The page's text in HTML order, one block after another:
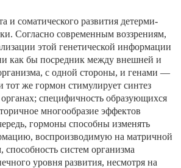
и соматического развития детерми­
Согласно современным воззрени­ям,
этой генетической инфор­мации
как бы посредник между внешней и
с одной стороны, и генами —
тот же гормон стимули­рует синтез
специфич­ность образующихся
мно­гообразие эффектов
гормоны способны изменять
воспроиз­водимую на матричной
систем организма
уровня раз­вития, несмотря на